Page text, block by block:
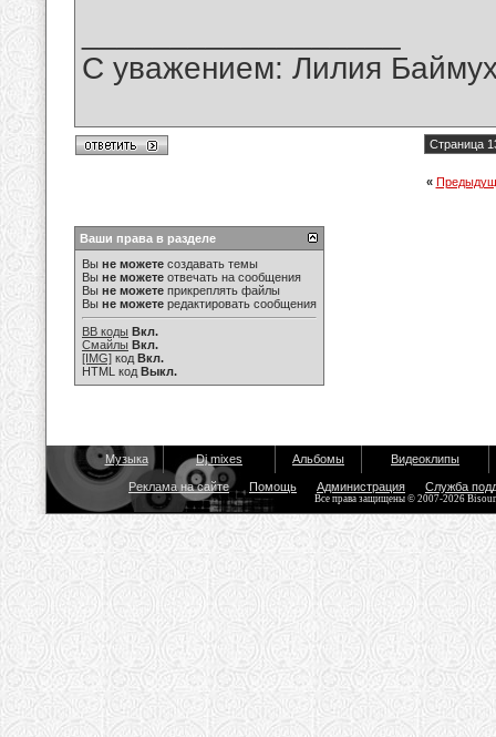
С уважением: Лилия
Страница
«
Ваши права в разделе
Вы не можете создавать темы
Вы не можете отвечать на сообщения
Вы не можете прикреплять файлы
Вы не можете редактировать сообщения
BB коды Вкл.
Смайлы Вкл.
[IMG] код Вкл.
HTML код Выкл.
Музыка Dj mixes Альбомы Видеоклипы
Реклама на сайте Помощь Администрация Служба
Все права защищены © 2007-2026